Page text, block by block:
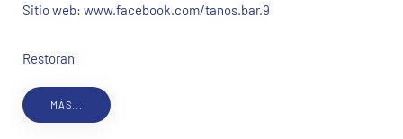
Sitio web: www.facebook.com/tanos.bar.9
Restoran
MÁS...